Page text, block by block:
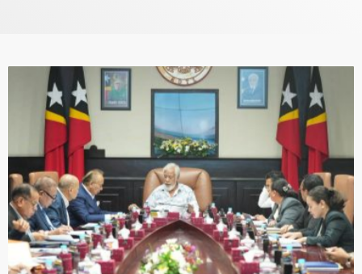
PODCASTS
PROGRAMAS
VIDEOS
EVENTOS
CONTACTOS